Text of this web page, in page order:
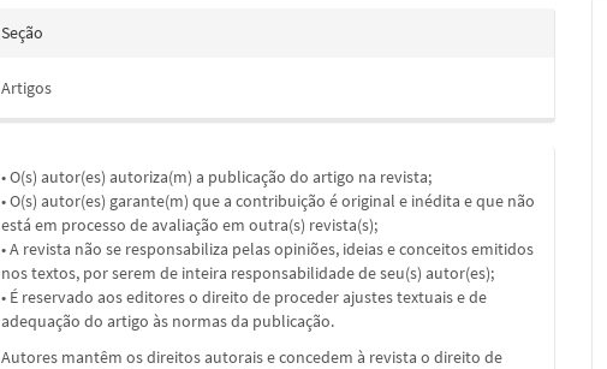
Seção
Artigos
• O(s) autor(es) autoriza(m) a publicação do artigo na revista;
• O(s) autor(es) garante(m) que a contribuição é original e inédita e que não
está em processo de avaliação em outra(s) revista(s);
• A revista não se responsabiliza pelas opiniões, ideias e conceitos emitidos
nos textos, por serem de inteira responsabilidade de seu(s) autor(es);
• É reservado aos editores o direito de proceder ajustes textuais e de
adequação do artigo às normas da publicação.
Autores mantêm os direitos autorais e concedem à revista o direito de